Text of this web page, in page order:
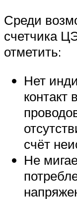
Среди
счетчика
отметить:
Нет
контакт
счёт
Не